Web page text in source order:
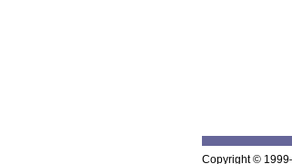
Copyright ©